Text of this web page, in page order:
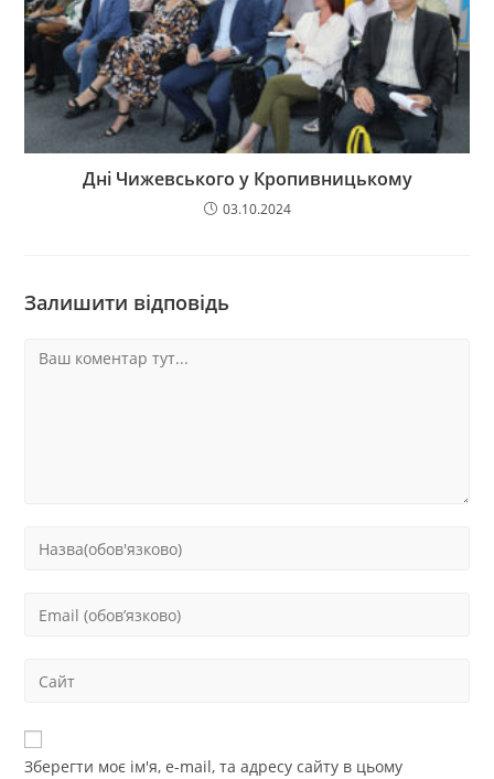
Дні Чижевського у Кропивницькому
03.10.2024
Залишити відповідь
Зберегти моє ім'я, e-mail, та адресу сайту в цьому